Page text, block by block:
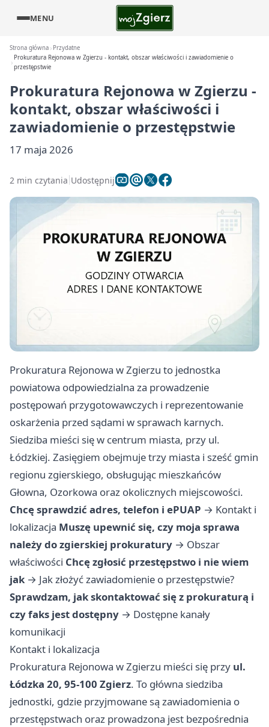
MENU
Strona główna
Przydatne
Prokuratura Rejonowa w Zgierzu - kontakt, obszar właściwości i zawiadomienie o
przestępstwie
Prokuratura Rejonowa w Zgierzu -
kontakt, obszar właściwości i
zawiadomienie o przestępstwie
17 maja 2026
2 min czytania Udostępnij
Prokuratura Rejonowa w Zgierzu to jednostka
powiatowa odpowiedzialna za prowadzenie
postępowań przygotowawczych i reprezentowanie
oskarżenia przed sądami w sprawach karnych.
Siedziba mieści się w centrum miasta, przy ul.
Łódzkiej. Zasięgiem obejmuje trzy miasta i sześć gmin
regionu zgierskiego, obsługując mieszkańców
Głowna, Ozorkowa oraz okolicznych miejscowości.
Chcę sprawdzić adres, telefon i ePUAP → Kontakt i
lokalizacja Muszę upewnić się, czy moja sprawa
należy do zgierskiej prokuratury → Obszar
właściwości Chcę zgłosić przestępstwo i nie wiem
jak → Jak złożyć zawiadomienie o przestępstwie?
Sprawdzam, jak skontaktować się z prokuraturą i
czy faks jest dostępny → Dostępne kanały
komunikacji
Kontakt i lokalizacja
Prokuratura Rejonowa w Zgierzu mieści się przy ul.
Łódzka 20, 95-100 Zgierz. To główna siedziba
jednostki, gdzie przyjmowane są zawiadomienia o
przestępstwach oraz prowadzona jest bezpośrednia